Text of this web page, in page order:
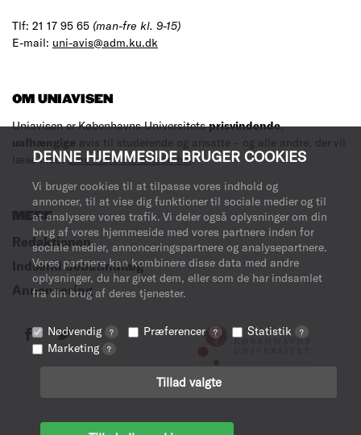
DENNE HJEMMESIDE BRUGER COOKIES
Vi bruger cookies til at tilpasse vores indhold og
annoncer, til at vise dig funktioner til sociale medier og til
at analysere vores trafik. Vi deler også oplysninger om din
brug af vores hjemmeside med vores partnere inden for
sociale medier, annonceringspartnere og analysepartnere.
Vores partnere kan kombinere disse data med andre
oplysninger, du har givet dem, eller som de har indsamlet
fra din brug af deres tjenester.
Nødvendig ? Præferencer ? Statistik ?
Marketing ?
Tillad valgte
Tlf: 21 17 95 65 (man-fre kl. 9-15)
E-mail: uni-avis@adm.ku.dk
OM UNIAVISEN
Uniavisen er Københavns Universitetsprisvindende,
uafhængige avis til studerende og ansatte – og alle andre, der vil
læse med.Læs mere om avisen her.
MERE
Redaktionen
Indsend debatindlæg
Annoncering